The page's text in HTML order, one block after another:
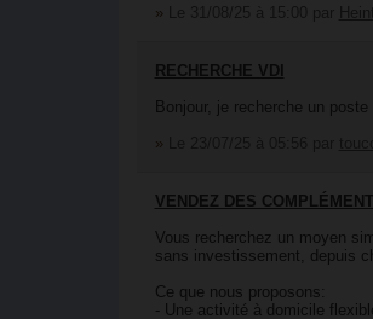
»
RECHERCHE VDI
Bonjour, je recherche un
»
VENDEZ DES
Vous recherchez un moyen
sans investissement, depuis
Ce que nous proposons:
- Une activité à domicile